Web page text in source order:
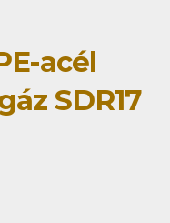
acél
SDR17